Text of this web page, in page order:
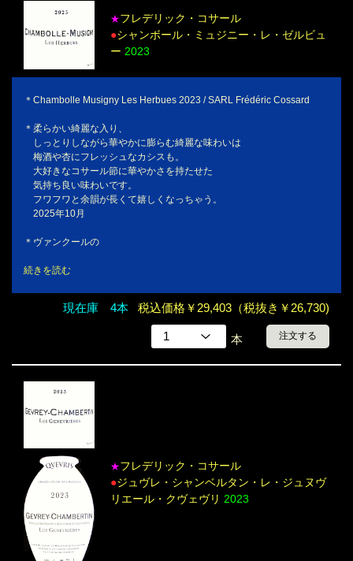
★フレデリック・コサール
●シャンボール・ミュジニー・レ・ゼルビュ
ー 2023
＊Chambolle Musigny Les Herbues 2023 / SARL Frédéric Cossard
＊柔らかい綺麗な入り、
しっとりしながら華やかに膨らむ綺麗な味わいは
梅酒や杏にフレッシュなカシスも。
大好きなコサール節に華やかさを持たせた
気持ち良い味わいです。
フワフワと余韻が長くて嬉しくなっちゃう。
2025年10月
＊ヴァンクールの
続きを読む
現在庫 4本 税込価格￥29,403（税抜き￥26,730)
本 注文する
★フレデリック・コサール
●ジュヴレ・シャンベルタン・レ・ジュヌヴ
リエール・クヴェヴリ 2023